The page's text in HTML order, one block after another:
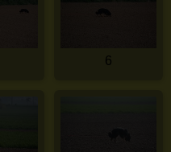
6